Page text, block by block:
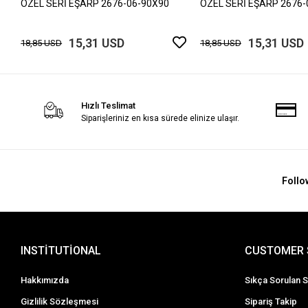
ÖZEL SERİ EŞARP 2676-06-90X90
18,85 USD 15,31 USD
ÖZEL SERİ EŞARP
18,85 USD 15,31 USD
Hızlı Teslimat
Siparişleriniz en kısa sürede elinize ulaşır.
INSTİTUTİONAL
Hakkımızda
Gizlilik Sözleşmesi
CUSTOMER
Sıkça Sorulan
Sipariş Takip